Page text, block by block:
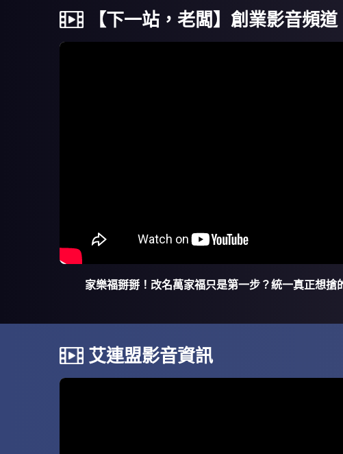
預算約 50萬
【下一站，老闆】創業影音頻道
家樂福掰掰！改名萬家福只是第一步？統一真正想搶
艾連盟影音資訊